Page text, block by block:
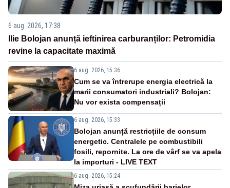
6 aug. 2026, 17:38
Ilie Bolojan anunță ieftinirea carburanților: Petromidia
revine la capacitate maximă
6 aug. 2026, 15:36
Cum se va întrerupe energia electrică la
marii consumatori industriali? Bolojan:
Nu vor exista compensații
6 aug. 2026, 15:33
Bolojan anunță restricțiile de consum
energetic. Centralele pe combustibili
fosili, repornite. La ore de vârf se va apela
la importuri - LIVE TEXT
6 aug. 2026, 15:24